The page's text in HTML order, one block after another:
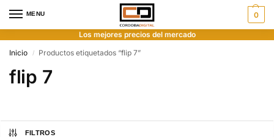
MENU 0
Los mejores precios del mercado
Inicio
/ Productos etiquetados “flip 7”
flip 7
FILTROS